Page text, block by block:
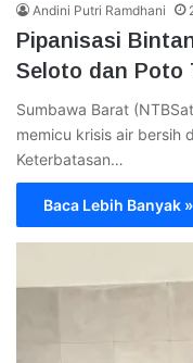
Andini Putri Ramdhani
Pipanisasi
Seloto dan Poto
Sumbawa Barat
memicu krisis air bersih
Keterbatasan…
Baca Lebih Banyak »